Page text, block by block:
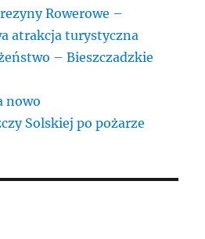
Rowerowe –
atrakcja turystyczna
– Bieszczadzkie
nowo
Solskiej po pożarze